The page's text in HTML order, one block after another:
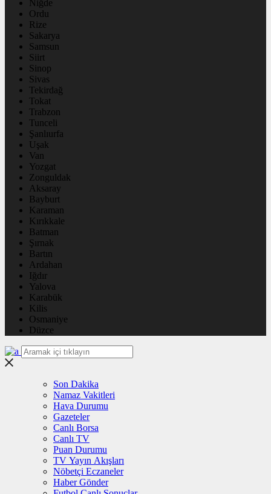
Niğde
Ordu
Rize
Sakarya
Samsun
Siirt
Sinop
Sivas
Tekirdağ
Tokat
Trabzon
Tunceli
Şanlıurfa
Uşak
Van
Yozgat
Zonguldak
Aksaray
Bayburt
Karaman
Kırıkkale
Batman
Şırnak
Bartın
Ardahan
Iğdır
Yalova
Karabük
Kilis
Osmaniye
Düzce
Son Dakika
Namaz Vakitleri
Hava Durumu
Gazeteler
Canlı Borsa
Canlı TV
Puan Durumu
TV Yayın Akışları
Nöbetçi Eczaneler
Haber Gönder